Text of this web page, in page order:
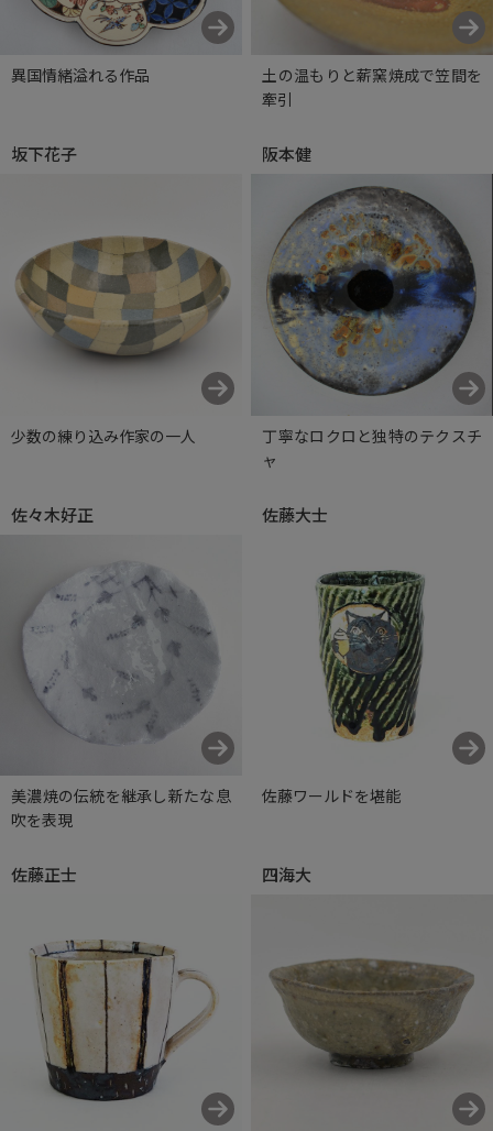
異国情緒溢れる作品
土の温もりと薪窯焼成で笠間を
牽引
坂下花子
少数の練り込み作家の一人
阪本健
丁寧なロクロと独特のテクスチ
ャ
佐々木好正
美濃焼の伝統を継承し新たな息
吹を表現
佐藤大士
佐藤ワールドを堪能
佐藤正士 四海大